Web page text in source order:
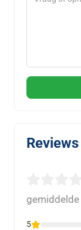
gemiddelde
5